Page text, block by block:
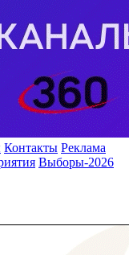
Контакты Реклама
Выборы-2026